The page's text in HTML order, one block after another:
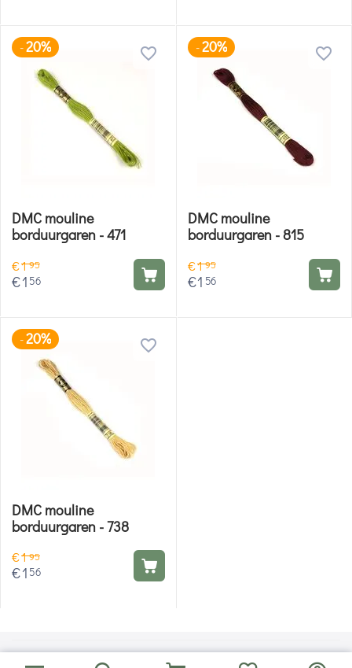
-20%
DMC mouline
borduurgaren - 471
€195
€1 56
-20%
DMC mouline
borduurgaren - 815
€195
€1 56
-20%
DMC mouline
borduurgaren - 738
€195
€1 56